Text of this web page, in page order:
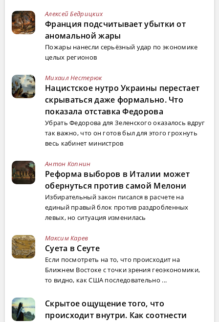
Алексей Бедрицких
Франция подсчитывает убытки от
аномальной жары
Пожары нанесли серьёзный удар по экономике
целых регионов
Михаил Нестерюк
Нацистское нутро Украины перестает
скрываться даже формально. Что
показала отставка Федорова
Убрать Федорова для Зеленского оказалось вдруг
так важно, что он готов был для этого грохнуть
весь кабинет министров
Антон Копнин
Реформа выборов в Италии может
обернуться против самой Мелони
Избирательный закон писался в расчете на
единый правый блок против раздробленных
левых, но ситуация изменилась
Максим Карев
Суета в Сеуте
Если посмотреть на то, что происходит на
Ближнем Востоке с точки зрения геоэкономики,
то видно, как США последовательно ...
Скрытое ощущение того, что
происходит внутри. Как соотнести